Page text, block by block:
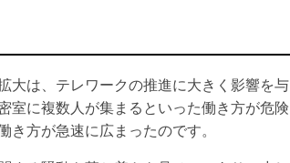
大は、テレワークの推進に大きく影響を与
室に複数人が集まるといった働き方が危険
き方が急速に広まったのです。